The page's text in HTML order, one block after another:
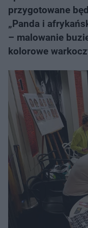
przygotowane
„Panda i
– malowanie
kolorowe